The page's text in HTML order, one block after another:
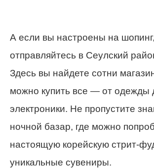
А если вы настроены на
отправляйтесь в Сеулский
Здесь вы найдете сотни
можно купить все — от одежды
электроники. Не пропустите
ночной базар, где можно
настоящую корейскую стрит-
уникальные сувениры.